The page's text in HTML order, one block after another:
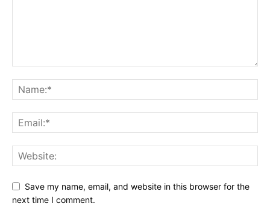
Save my name, email, and website in this browser for the
next time I comment.